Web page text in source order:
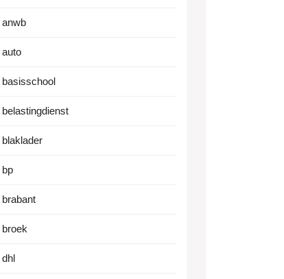
anwb
auto
basisschool
belastingdienst
blaklader
bp
brabant
broek
dhl